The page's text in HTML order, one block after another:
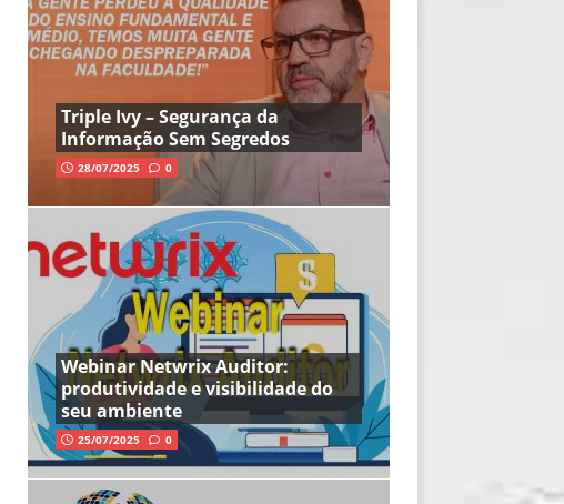
Triple Ivy – Segurança da
Informação Sem Segredos
28/07/2025 0
Webinar Netwrix Auditor:
produtividade e visibilidade do
seu ambiente
25/07/2025 0